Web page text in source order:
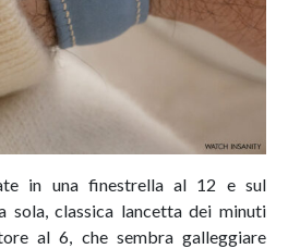
in una finestrella al 12 e sul
sola, classica lancetta dei minuti
al 6, che sembra galleggiare